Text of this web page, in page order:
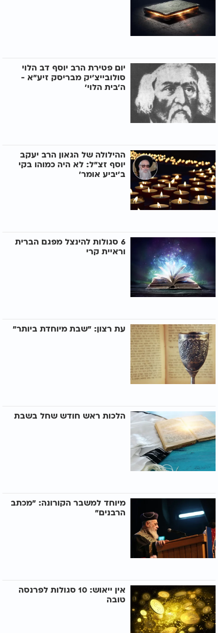
יום פטירת הרב יוסף דב הלוי
סולובייצ'יק מבריסק זיע"א -
ה’בית הלוי’
ההילולה של הגאון הרב יעקב
יוסף זצ"ל: לא היה כמוהו בקי
ב’יביע אומר’
6 סגולות להינצל מפגם הברית
וראיית קרי
עת רצון: "שבת מיוחדת ביותר"
הלכות ראש חודש שחל בשבת
מיוחד למשבר הקורונה: "מכתב
הרבנים"
אין ייאוש: 10 סגולות לפרנסה
טובה